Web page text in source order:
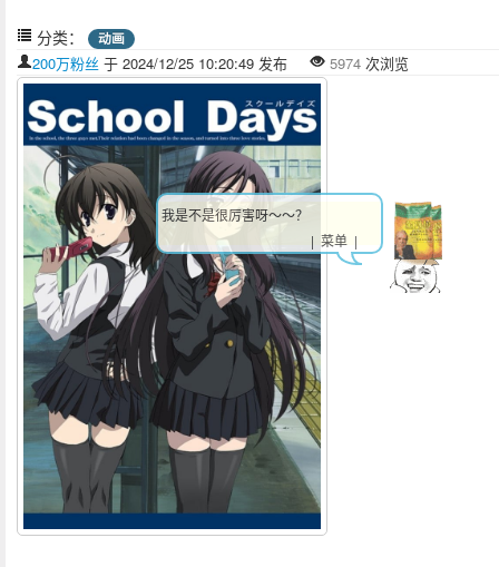
分类： 动画
200万粉丝 于 2024/12/25 10:20:49 发布 5974 次浏览
我是不是很厉害呀～～？
| 菜单 |